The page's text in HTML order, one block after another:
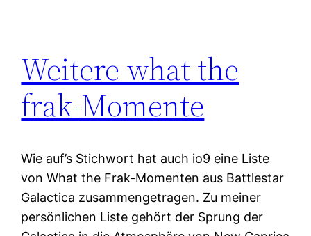
Weitere what the
frak-Momente
Wie auf’s Stichwort hat auch io9 eine Liste
von What the Frak-Momenten aus Battlestar
Galactica zusammengetragen. Zu meiner
persönlichen Liste gehört der Sprung der